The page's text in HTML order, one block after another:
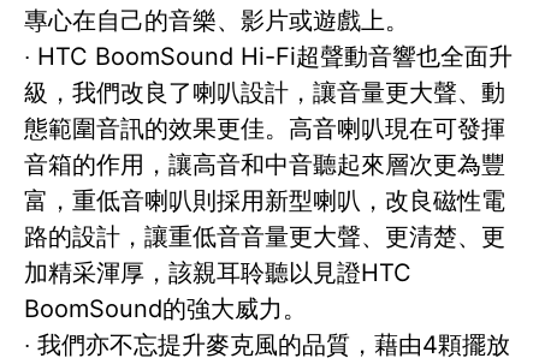
專心在自己的音樂、影片或遊戲上。
‧ HTC BoomSound Hi-Fi超聲動音響也全面升
級，我們改良了喇叭設計，讓音量更大聲、動
態範圍音訊的效果更佳。高音喇叭現在可發揮
音箱的作用，讓高音和中音聽起來層次更為豐
富，重低音喇叭則採用新型喇叭，改良磁性電
路的設計，讓重低音音量更大聲、更清楚、更
加精采渾厚，該親耳聆聽以見證HTC
BoomSound的強大威力。
‧ 我們亦不忘提升麥克風的品質，藉由4顆擺放